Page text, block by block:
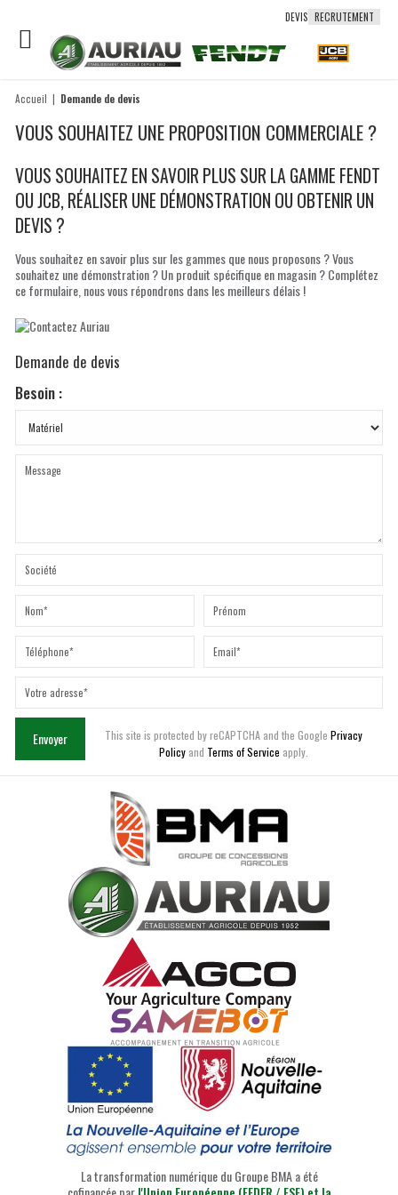
DEVIS RECRUTEMENT
Accueil Demande de devis
VOUS SOUHAITEZ UNE PROPOSITION COMMERCIALE ?
VOUS SOUHAITEZ EN SAVOIR PLUS SUR LA GAMME FENDT
OU JCB, RÉALISER UNE DÉMONSTRATION OU OBTENIR UN
DEVIS ?
Vous souhaitez en savoir plus sur les gammes que nous proposons ? Vous
souhaitez une démonstration ? Un produit spécifique en magasin ? Complétez
ce formulaire, nous vous répondrons dans les meilleurs délais !
Demande de devis
Besoin
Envoyer This site is protected by reCAPTCHA and the GooglePrivacy
Policy and Terms of Service apply.
La transformation numérique du Groupe BMA a été